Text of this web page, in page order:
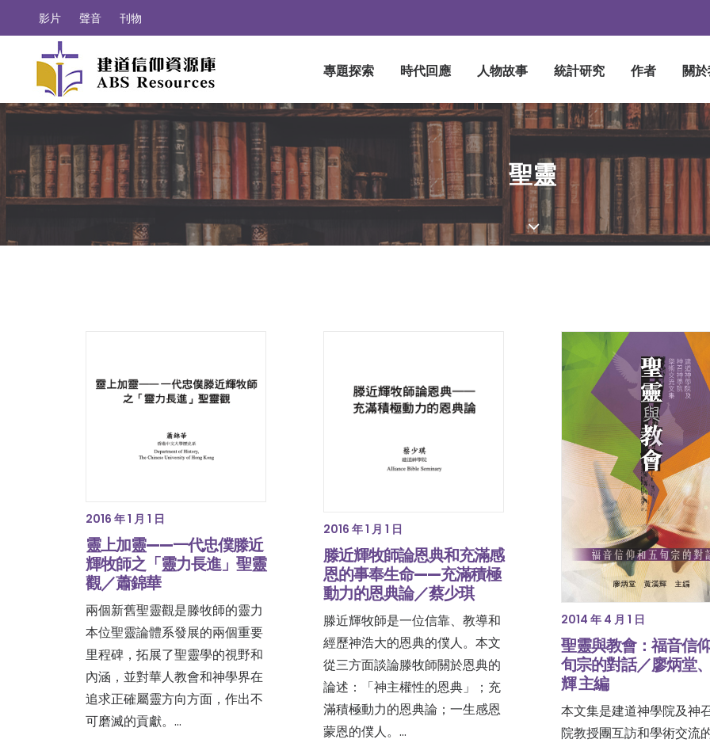
影片 聲音 刊物
專題探索 時代回應 人物故事 統計研究 作者 關
聖靈
2016 年 1 月 1 日
靈上加靈——一代忠僕滕近
輝牧師之「靈力長進」聖靈
觀／蕭錦華
兩個新舊聖靈觀是滕牧師的靈力
本位聖靈論體系發展的兩個重要
里程碑，拓展了聖靈學的視野和
內涵，並對華人教會和神學界在
追求正確屬靈方向方面，作出不
可磨滅的貢獻。…
2016 年 1 月 1 日
滕近輝牧師論恩典和充滿感
恩的事奉生命——充滿積極
動力的恩典論／蔡少琪
滕近輝牧師是一位信靠、教導和
經歷神浩大的恩典的僕人。本文
從三方面談論滕牧師關於恩典的
論述：「神主權性的恩典」；充
滿積極動力的恩典論；一生感恩
蒙恩的僕人。…
2014 年 4 月 1 日
聖靈與教會：福音信
旬宗的對話／廖炳堂
輝 主編
本文集是建道神學院及神
院教授團互訪和學術交流